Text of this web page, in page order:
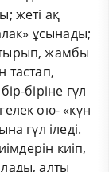
жеті ақ
ұсынады;
жамбы
тастап,
біріне гүл
ою- «күн
гүл іледі.
киіп,
алты